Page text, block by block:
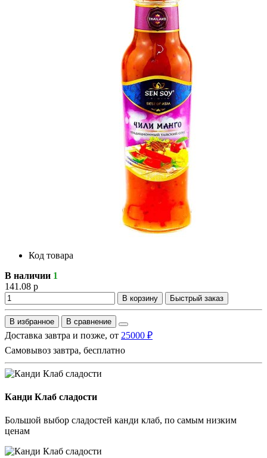
Код товара
В наличии 1
141.08 р
В корзину Быстрый заказ
В избранное В сравнение
Доставка завтра и позже, от 25000 ₽
Самовывоз завтра, бесплатно
Канди Клаб сладости
Большой выбор сладостей канди клаб, по самым низким
ценам